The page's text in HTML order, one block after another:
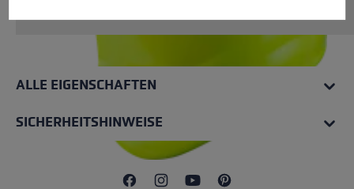
ALLE EIGENSCHAFTEN
SICHERHEITSHINWEISE